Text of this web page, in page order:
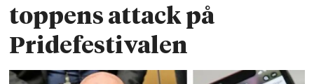
toppens attack på
Pridefestivalen